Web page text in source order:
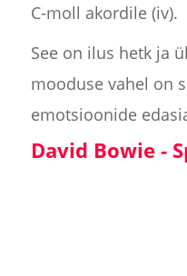
C-moll akordile (iv).
See on ilus hetk ja
mooduse vahel on
emotsioonide
David Bowie -